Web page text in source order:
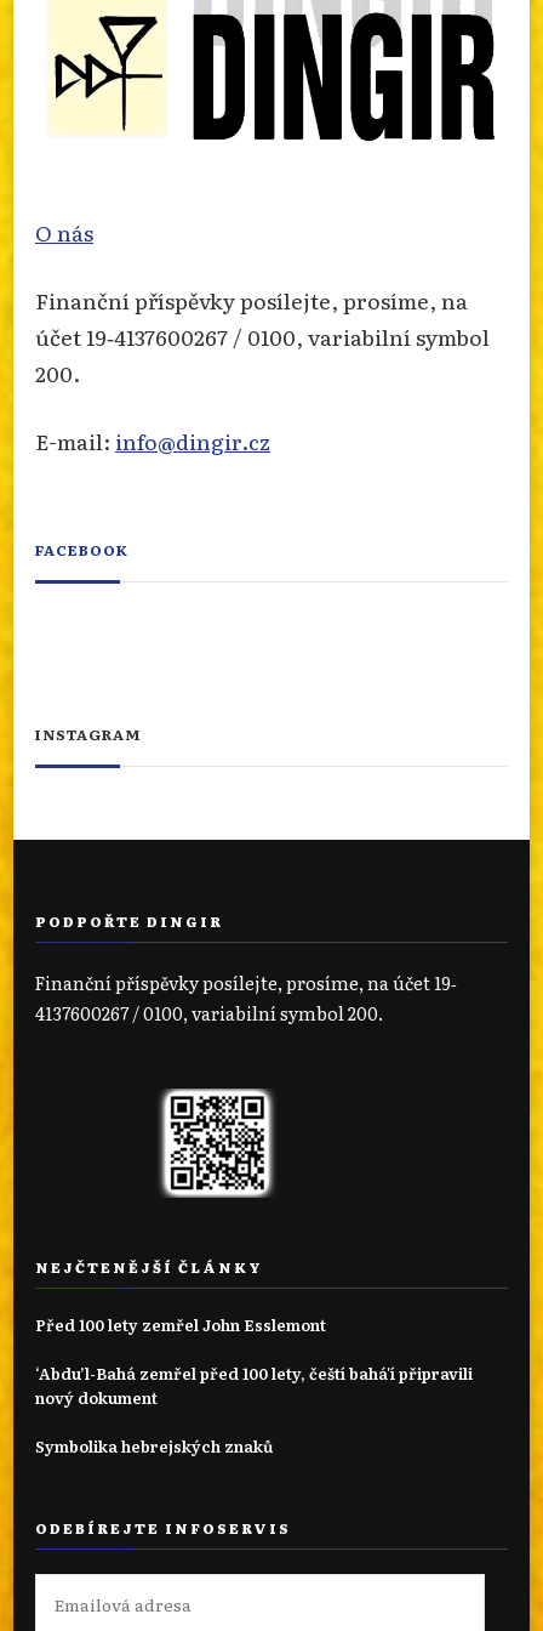
O nás
Finanční příspěvky posílejte, prosíme, na
účet 19‐4137600267 / 0100, variabilní symbol
200.
E-mail: info@dingir.cz
FACEBOOK
INSTAGRAM
PODPOŘTE DINGIR
Finanční příspěvky posílejte, prosíme, na účet 19‐
4137600267 / 0100, variabilní symbol 200.
NEJČTENĚJŠÍ ČLÁNKY
Před 100 lety zemřel John Esslemont
‘Abdu’l-Bahá zemřel před 100 lety, čeští bahá'í připravili
nový dokument
Symbolika hebrejských znaků
ODEBÍREJTE INFOSERVIS
Emailová